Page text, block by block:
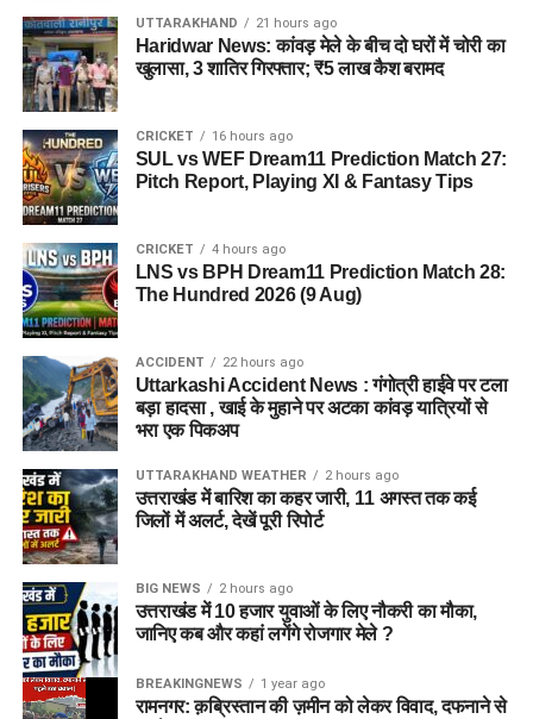
UTTARAKHAND 21 hours ago
Haridwar News: कांवड़ मेले के बीच दो घरों में चोरी का
खुलासा, 3 शातिर गिरफ्तार; ₹5 लाख कैश बरामद
CRICKET 16 hours ago
SUL vs WEF Dream11 Prediction Match 27:
Pitch Report, Playing XI & Fantasy Tips
CRICKET 4 hours ago
LNS vs BPH Dream11 Prediction Match 28:
The Hundred 2026 (9 Aug)
ACCIDENT 22 hours ago
Uttarkashi Accident News : गंगोत्री हाईवे पर टला
बड़ा हादसा , खाई के मुहाने पर अटका कांवड़ यात्रियों से
भरा एक पिकअप
UTTARAKHAND WEATHER 2 hours ago
उत्तराखंड में बारिश का कहर जारी, 11 अगस्त तक कई
जिलों में अलर्ट, देखें पूरी रिपोर्ट
BIG NEWS 2 hours ago
उत्तराखंड में 10 हजार युवाओं के लिए नौकरी का मौका,
जानिए कब और कहां लगेंगे रोजगार मेले ?
BREAKINGNEWS 1 year ago
रामनगर: क़ब्रिस्तान की ज़मीन को लेकर विवाद, दफनाने से